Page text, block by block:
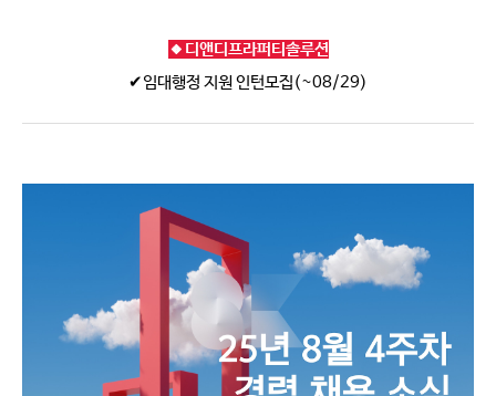
🔸디앤디프라퍼티솔루션
✔임대행정 지원 인턴모집(~08/29)